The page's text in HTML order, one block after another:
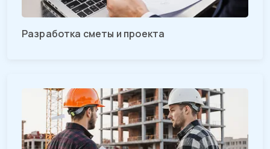
Разработка сметы и проекта